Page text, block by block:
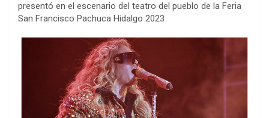
presentó en el escenario del teatro del pueblo de la Feria
San Francisco Pachuca Hidalgo 2023